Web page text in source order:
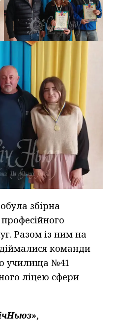
збірна
Разом із ним на
команди
училища №41
ліцею сфери
,